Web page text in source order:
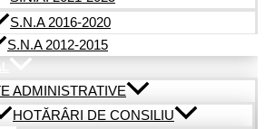
S.N.A 2016-2020
S.N.A 2012-2015
ADMINISTRATIVE
HOTĂRÂRI DE CONSILIU